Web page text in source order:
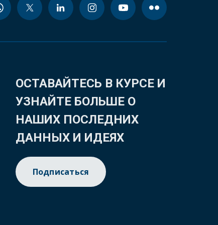
ОСТАВАЙТЕСЬ В КУРСЕ И
УЗНАЙТЕ БОЛЬШЕ О
НАШИХ ПОСЛЕДНИХ
ДАННЫХ И ИДЕЯХ
Подписаться